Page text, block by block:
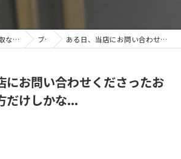
愛知県大府市の買取なら買取大吉 大府共栄町3丁目店 ブログ ある日、当店にお問い合わせくださったお客様が「片方だけしかな...
にお問い合わせくださったお
だけしかな...